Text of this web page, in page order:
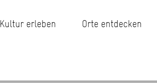
Kultur erleben Orte entdecken